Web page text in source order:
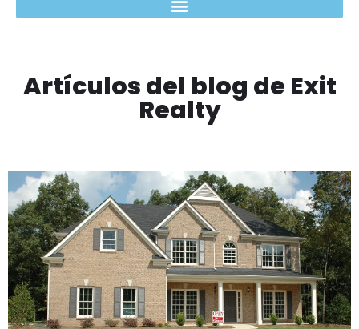
Artículos del blog de Exit
Realty